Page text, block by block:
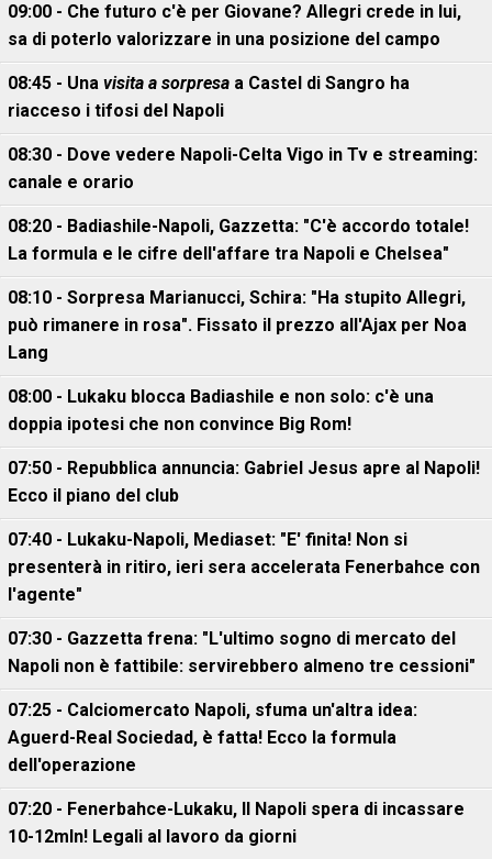
09:00 - Che futuro c'è per Giovane? Allegri crede in lui,
sa di poterlo valorizzare in una posizione del campo
08:45 - Una visita a sorpresa a Castel di Sangro ha
riacceso i tifosi del Napoli
08:30 - Dove vedere Napoli-Celta Vigo in Tv e streaming:
canale e orario
08:20 - Badiashile-Napoli, Gazzetta: "C'è accordo totale!
La formula e le cifre dell'affare tra Napoli e Chelsea"
08:10 - Sorpresa Marianucci, Schira: "Ha stupito Allegri,
può rimanere in rosa". Fissato il prezzo all'Ajax per Noa
Lang
08:00 - Lukaku blocca Badiashile e non solo: c'è una
doppia ipotesi che non convince Big Rom!
07:50 - Repubblica annuncia: Gabriel Jesus apre al Napoli!
Ecco il piano del club
07:40 - Lukaku-Napoli, Mediaset: "E' finita! Non si
presenterà in ritiro, ieri sera accelerata Fenerbahce con
l'agente"
07:30 - Gazzetta frena: "L'ultimo sogno di mercato del
Napoli non è fattibile: servirebbero almeno tre cessioni"
07:25 - Calciomercato Napoli, sfuma un'altra idea:
Aguerd-Real Sociedad, è fatta! Ecco la formula
dell'operazione
07:20 - Fenerbahce-Lukaku, ll Napoli spera di incassare
10-12mln! Legali al lavoro da giorni